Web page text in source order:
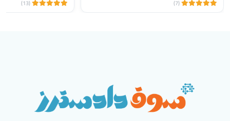
(7)
(13)